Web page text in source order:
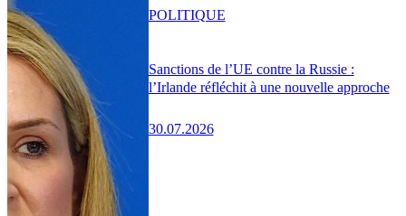
Sanctions de l’UE contre la Russie :
l’Irlande réfléchit à une nouvelle approche
30.07.2026
POLITIQUE